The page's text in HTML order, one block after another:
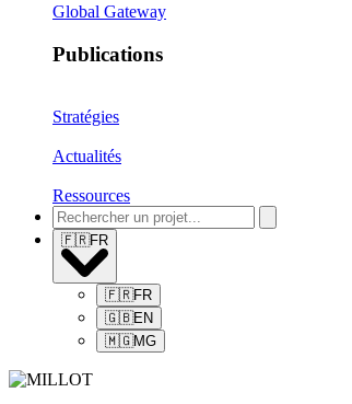
Global Gateway
Publications
Stratégies
Actualités
Ressources
🇫🇷FR
🇫🇷FR
🇬🇧EN
🇲🇬MG